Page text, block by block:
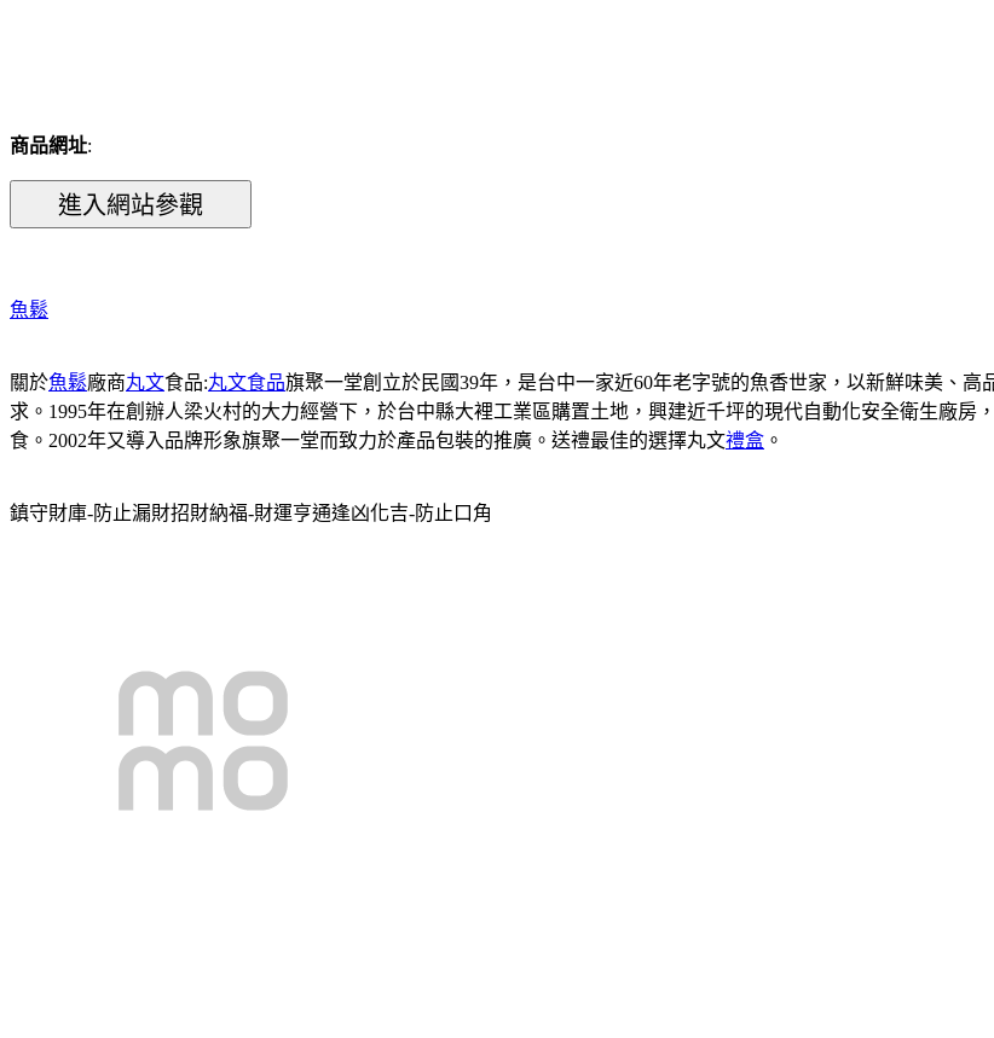
商品網址:
魚鬆
關於魚鬆廠商丸文食品:丸文食品旗聚一堂創立於民國39年，是台中一家近60年老字號的魚香世家，以新鮮味美、高
求。1995年在創辦人梁火村的大力經營下，於台中縣大裡工業區購置土地，興建近千坪的現代自動化安全衛生廠
食。2002年又導入品牌形象旗聚一堂而致力於產品包裝的推廣。送禮最佳的選擇丸文禮盒 。
鎮守財庫-防止漏財招財納福-財運亨通逢凶化吉-防止口角